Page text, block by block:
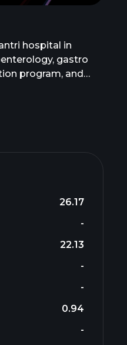
hospital in
gastro
program, and
26.17
-
22.13
-
-
0.94
-